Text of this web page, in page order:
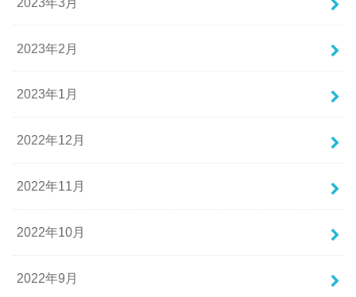
2023年2月
2023年1月
2022年12月
2022年11月
2022年10月
2022年9月